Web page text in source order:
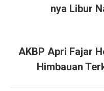
nya Libur
AKBP Apri Fajar
Himbauan